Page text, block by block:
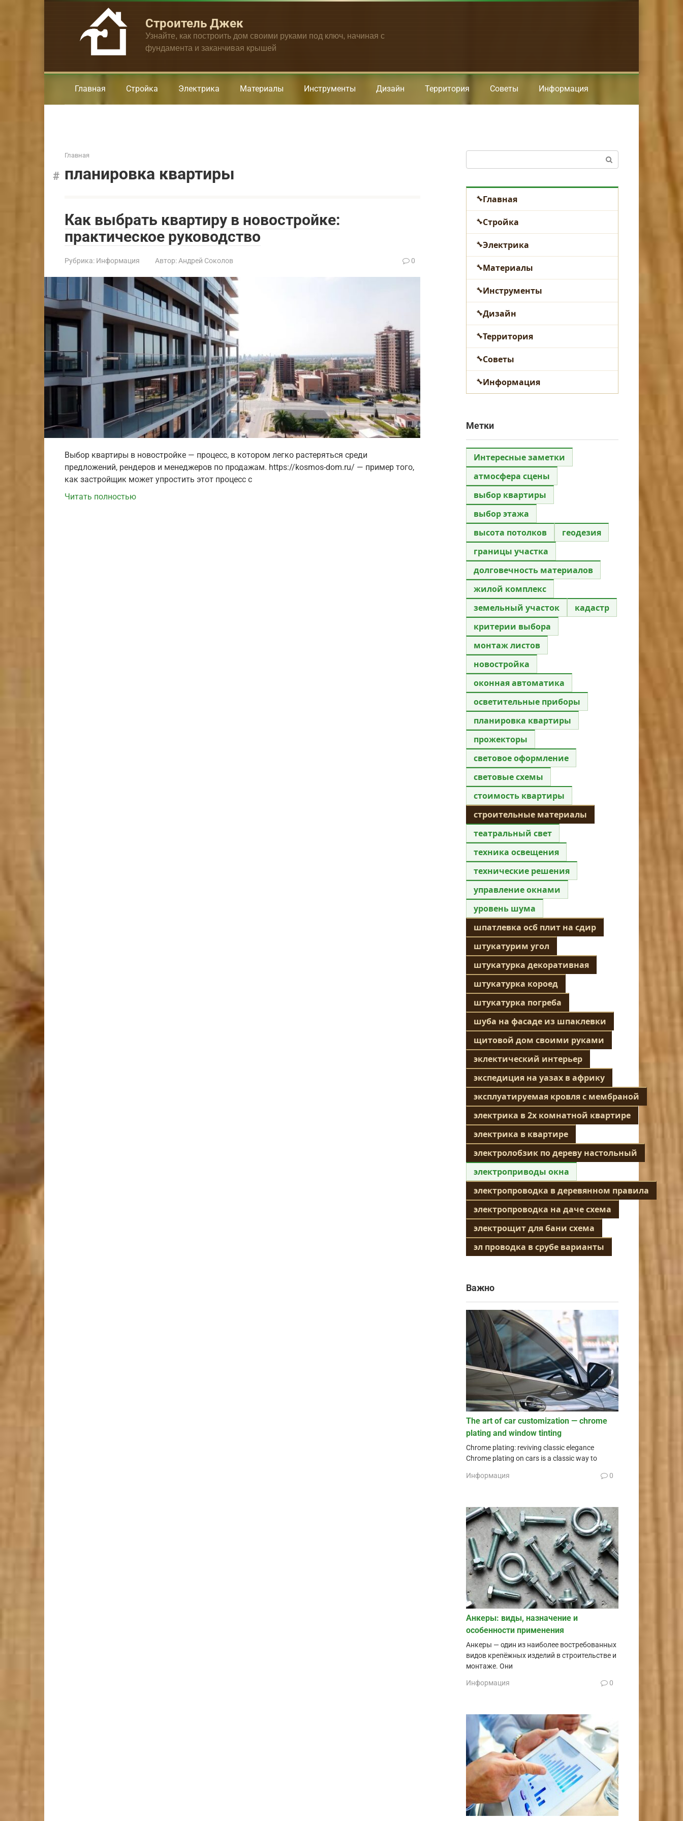
Строитель Джек
Узнайте, как построить дом своими руками под ключ, начиная с
фундамента и заканчивая крышей
Главная Стройка Электрика Материалы Инструменты Дизайн Территория Советы Информация
Главная
планировка квартиры
Как выбрать квартиру в новостройке:
практическое руководство
Рубрика: Информация Автор: Андрей Соколов 0
Выбор квартиры в новостройке — процесс, в котором легко растеряться среди
предложений, рендеров и менеджеров по продажам. https://kosmos-dom.ru/ — пример того,
как застройщик может упростить этот процесс с
Читать полностью
Главная
Стройка
Электрика
Материалы
Инструменты
Дизайн
Территория
Советы
Информация
Метки
Интересные заметки
атмосфера сцены
выбор квартиры
выбор этажа
высота потолков
геодезия
границы участка
долговечность материалов
жилой комплекс
земельный участок
кадастр
критерии выбора
монтаж листов
новостройка
оконная автоматика
осветительные приборы
планировка квартиры
прожекторы
световое оформление
световые схемы
стоимость квартиры
строительные материалы
театральный свет
техника освещения
технические решения
управление окнами
уровень шума
шпатлевка осб плит на сдир
штукатурим угол
штукатурка декоративная
штукатурка короед
штукатурка погреба
шуба на фасаде из шпаклевки
щитовой дом своими руками
эклектический интерьер
экспедиция на уазах в африку
эксплуатируемая кровля с мембраной
электрика в 2х комнатной квартире
электрика в квартире
электролобзик по дереву настольный
электроприводы окна
электропроводка в деревянном правила
электропроводка на даче схема
электрощит для бани схема
эл проводка в срубе варианты
Важно
The art of car customization — chrome
plating and window tinting
Chrome plating: reviving classic elegance
Chrome plating on cars is a classic way to
Информация 0
Анкеры: виды, назначение и
особенности применения
Анкеры — один из наиболее востребованных
видов крепёжных изделий в строительстве и
монтаже. Они
Информация 0